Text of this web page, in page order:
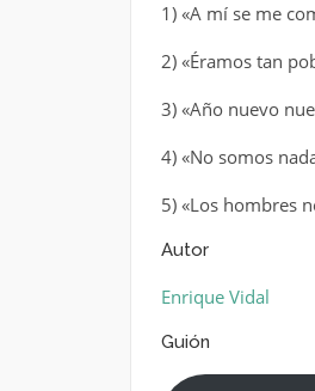
1) «A mí se me
2) «Éramos tan
3) «Año nuevo
4) «No somos
5) «Los hombres
Autor
Enrique Vidal
Guión